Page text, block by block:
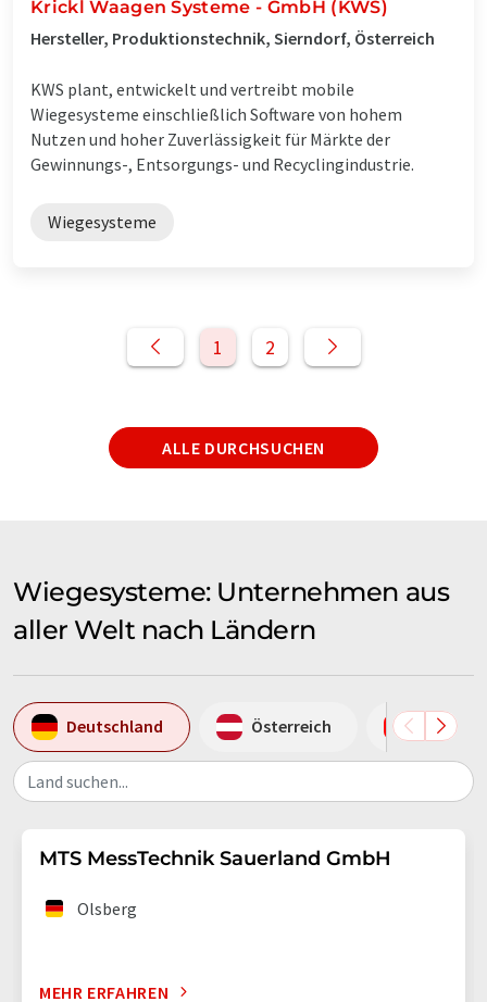
Krickl Waagen Systeme - GmbH (KWS)
Hersteller, Produktionstechnik, Sierndorf, Österreich
KWS plant, entwickelt und vertreibt mobile
Wiegesysteme einschließlich Software von hohem
Nutzen und hoher Zuverlässigkeit für Märkte der
Gewinnungs-, Entsorgungs- und Recyclingindustrie.
Wiegesysteme
1 2
ALLE DURCHSUCHEN
Wiegesysteme: Unternehmen aus
aller Welt nach Ländern
Deutschland Österreich Schweiz
Land suchen...
MTS MessTechnik Sauerland GmbH
Olsberg
MEHR ERFAHREN